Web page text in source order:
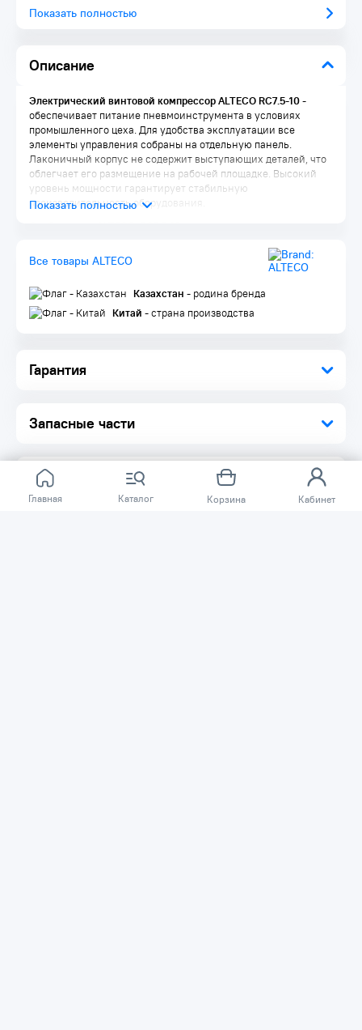
Главная Каталог Корзина Кабинет
Описание
Гарантия
Запасные части
Показать полностью
Электрический винтовой компрессор ALTECO RC7.5-10-
обеспечивает питание пневмоинструмента в условиях
промышленного цеха. Для удобства эксплуатации все
элементы управления собраны на отдельную панель.
Лаконичный корпус не содержит выступающих деталей, что
облегчает его размещение на рабочей площадке. Высокий
уровень мощности гарантирует стабильную
производительность оборудования.
Современная, энергосберегающая конструкция винтового
блока
благодаря микроконтроллерному управлению
Минимальные потери давления на всех ключевых
компонентах компрессора складываются в ощутимую
Все товары ALTECO
Казахстан - родина бренда
Китай - страна производства